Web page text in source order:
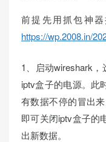
前提先用抓包神
https://wp.2008.in/
1、启动wireshark
iptv盒子的电源。此
有数据不停的冒出
即可关闭iptv盒子的
出新数据。